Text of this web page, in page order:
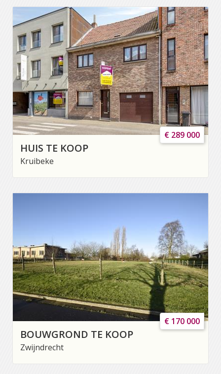
HUIS TE KOOP
Kruibeke
€ 289 000
BOUWGROND TE KOOP
Zwijndrecht
€ 170 000